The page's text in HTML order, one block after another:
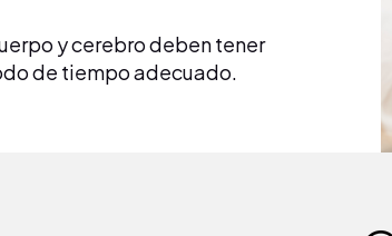
y cerebro deben tener
de tiempo adecuado.